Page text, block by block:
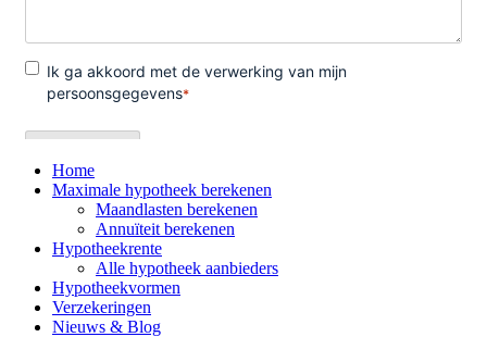
Home
Maximale hypotheek berekenen
Maandlasten berekenen
Annuïteit berekenen
Hypotheekrente
Alle hypotheek aanbieders
Hypotheekvormen
Verzekeringen
Nieuws & Blog